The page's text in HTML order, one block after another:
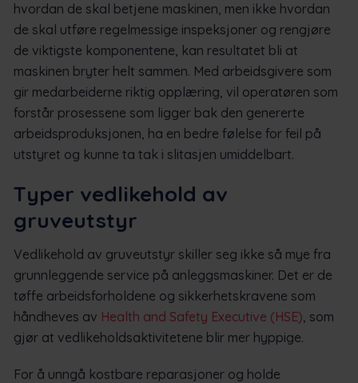
hvordan de skal betjene maskinen, men ikke hvordan
de skal utføre regelmessige inspeksjoner og rengjøre
de viktigste komponentene, kan resultatet bli at
maskinen bryter helt sammen. Med arbeidsgivere som
gir medarbeiderne riktig opplæring, vil operatøren som
forstår prosessene som ligger bak den genererte
arbeidsproduksjonen, ha en bedre følelse for feil på
utstyret og kunne ta tak i slitasjen umiddelbart.
Typer vedlikehold av
gruveutstyr
Vedlikehold av gruveutstyr skiller seg ikke så mye fra
grunnleggende service på anleggsmaskiner. Det er de
tøffe arbeidsforholdene og sikkerhetskravene som
håndheves av Health and Safety Executive (HSE) , som
gjør at vedlikeholdsaktivitetene blir mer hyppige.
For å unngå kostbare reparasjoner og holde